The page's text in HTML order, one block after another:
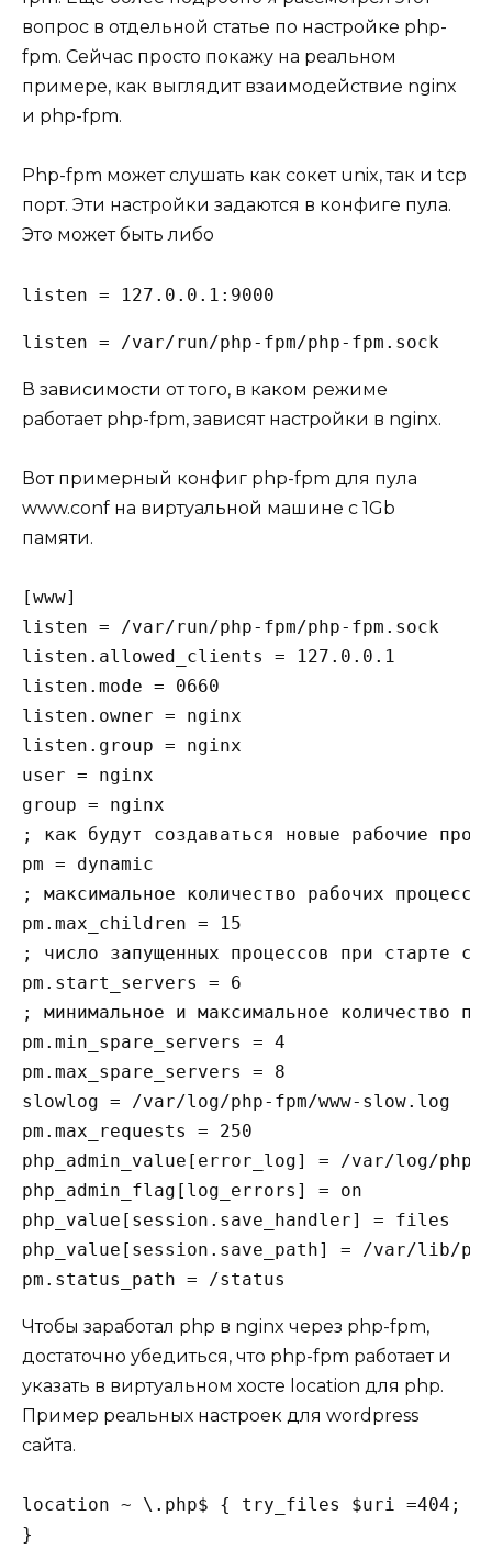
вопрос в отдельной статье по настройке php-
fpm. Сейчас просто покажу на реальном
примере, как выглядит взаимодействие nginx
и php-fpm.
Php-fpm может слушать как сокет unix, так и tcp
порт. Эти настройки задаются в конфиге пула.
Это может быть либо
listen = 127.0.0.1:9000
listen = /var/run/php-fpm/php-fpm.sock
В зависимости от того, в каком режиме
работает php-fpm, зависят настройки в nginx.
Вот примерный конфиг php-fpm для пула
www.conf на виртуальной машине с 1Gb
памяти.
[www]
listen = /var/run/php-fpm/php-fpm.sock
listen.allowed_clients = 127.0.0.1
listen.mode = 0660
listen.owner = nginx
listen.group = nginx
user = nginx
group = nginx
; как будут создаваться новые рабочие
pm = dynamic
; максимальное количество рабочих
pm.max_children = 15
; число запущенных процессов при старте
pm.start_servers = 6
; минимальное и максимальное количество
pm.min_spare_servers = 4
pm.max_spare_servers = 8
slowlog = /var/log/php-fpm/www-slow.log
pm.max_requests = 250
php_admin_value[error_log] = /var/log/php-
php_admin_flag[log_errors] = on
php_value[session.save_handler] = files
php_value[session.save_path] = /var/lib/
pm.status_path = /status
Чтобы заработал php в nginx через php-fpm,
достаточно убедиться, что php-fpm работает и
указать в виртуальном хосте location для php.
Пример реальных настроек для wordpress
сайта.
location ~ \.php$ { try_files $uri =404;
}